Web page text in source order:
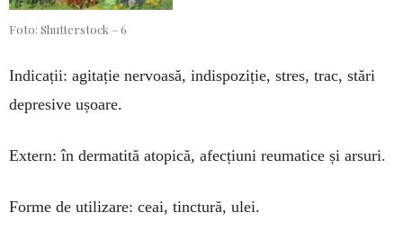
Foto: Shutterstock – 6
Indicații: agitație nervoa­să, indispoziție, stres, trac, stări
depresive ușoare.
Extern: în dermatită ato­pică, afecțiuni reumatice și arsuri.
Forme de utilizare: ceai, tinctură, ulei.